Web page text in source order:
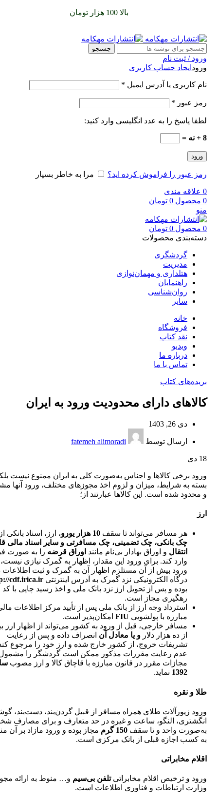
بالا 100 هزار تومان
جستجو
ورود / ثبت نام
ورود ایجاد حساب کاربری
نام کاربری یا آدرس ایمیل *
رمز عبور *
لطفا پاسخ را به عدد انگلیسی وارد کنید:
8 + نه =
ورود
رمز عبور را فراموش کرده اید؟ مرا به خاطر بسپار
0 علاقه مندی
0 محصول 0 تومان
منو
0 محصول 0 تومان
دسته‌بندی محصولات
گردشگری
مدیریت
هتلداری و مهمان‌نوازی
راهنمایان
روان‌شناسی
سایر
خانه
فروشگاه
نقد کتاب
ویدیو
درباره‌ ما
تماس با ما
بریده‌های کتاب
کالاهای دارای محدودیت ورود به ایران
دی 26, 1403
ارسال توسط fatemeh alimoradi
18 دی
ورود برخی کالاها و اجناس به‌صورت کلی به ایران ممنوع نیست
بسته به شرایط، میزان و لزوم اخذ مجوزهای مختلف، ورود آنها
و محدود شده است. این کالاها عبارتند از؛
ارز
هر مسافر می‌تواند تا سقف
، ارز، اسناد بانکی
چک بانکی، چک تضمینی، چک مسافرتی و سایر اسناد مالی
انتقال و اوراق بهادار بی‌نام مانند اوراق قرضه را به صورت
وارد کند. برای ورود این مقدار، اظهار به گمرک نیازی نیست،
ورود بیش از آن مستلزم اظهار آن به گمرک و ثبت اطلاعات
درگاه الکترونیکی نزد گمرک به آدرس اینترنتی cdf.irica.ir
بوده و پس از تحویل ارز نزد بانک ملی و اخذ رسید چاپی با کد
رهگیری مجاز است.
استرداد وجه ارز از بانک ملی پس از تأیید مرکز اطلاعات
مبارزه با پولشویی FIU امکان‌پذیر است.
مسافر خارجی، قبل از ورود به کشور می‌تواند از اظهار ارز
از ده هزار دلار و یا معادل آن انصراف داده و پس از رعایت
تشریفات خروج، از کشور خارج شده و ارز خود را مرجوع
عدم رعایت مقررات مذکور ممکن است گردشگر را
مجازات مقرر در قانون مبارزه با قاچاق کالا و ارز مصوب
1392 نماید.
طلا و نقره
ورود زیورآلات طلای همراه مسافر از قبیل گردن‌بند، دست‌بند،
انگشتری، النگو، ساعت و غیره در حد متعارف و برای مصارف
به‌صورت واحد و تا سقف 150 گرم
مجاز بوده و ورود مازاد بر آن
به کسب اجازه قبلی از بانک مرکزی است.
اقلام مخابراتی
ورود و ترخیص اقلام مخابراتیتلفن بی‌سیم و… منوط به ارائه
وزارت ارتباطات و فناوری اطلاعات است.